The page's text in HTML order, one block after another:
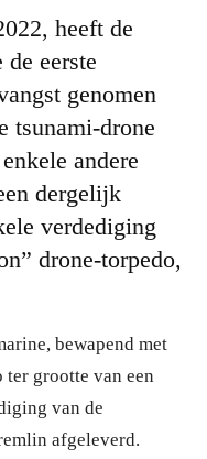
heeft de
eerste
genomen
tsunami-drone
andere
dergelijk
verdediging
drone-torpedo,
bewapend met
ter grootte van een
van de
afgeleverd.